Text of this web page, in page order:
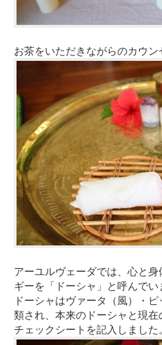
お茶をいただきながらのカウン
アーユルヴェーダでは、心と
ギーを「ドーシャ」と呼んでい
ドーシャはヴァータ（風）・
類され、本来のドーシャと現
チェックシートを記入しました